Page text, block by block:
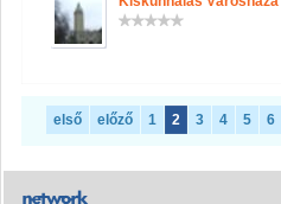
első előző 1 2 3 4 5 6